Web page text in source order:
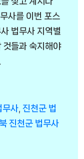
사를 이번 포스
법무사 지역별
것들과 숙지해야
무사 ,진천군 법
진천군 법무사